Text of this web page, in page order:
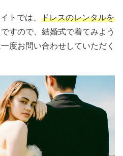
トでは、 ドレスのレンタルを
すので、結婚式で着てみよう
度お問い合わせしていただく